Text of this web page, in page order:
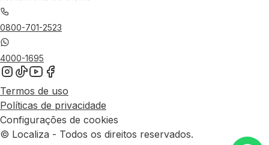
0800-701-2523
4000-1695
Termos de uso
Políticas de privacidade
Configurações de cookies
© Localiza - Todos os direitos reservados.